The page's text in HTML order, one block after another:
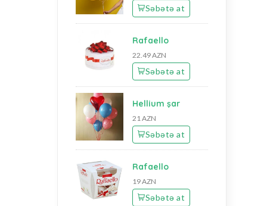
Səbətə at
Rafaello
22.49 AZN
Səbətə at
Hellium şar
21 AZN
Səbətə at
Rafaello
19 AZN
Səbətə at